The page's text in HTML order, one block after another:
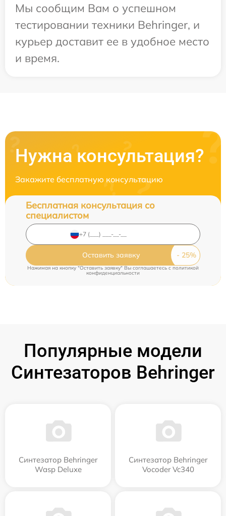
Мы сообщим Вам о успешном
тестировании техники Behringer, и
курьер доставит ее в удобное место
и время.
Нужна консультация?
Закажите бесплатную консультацию
Бесплатная консультация со
специалистом
Оставить заявку
Нажимая на кнопку "Оставить заявку" Вы соглашаетесь cполитикой
конфиденциальности
Популярные модели
Синтезаторов Behringer
Синтезатор Behringer
Wasp Deluxe
Синтезатор Behringer
Vocoder Vc340